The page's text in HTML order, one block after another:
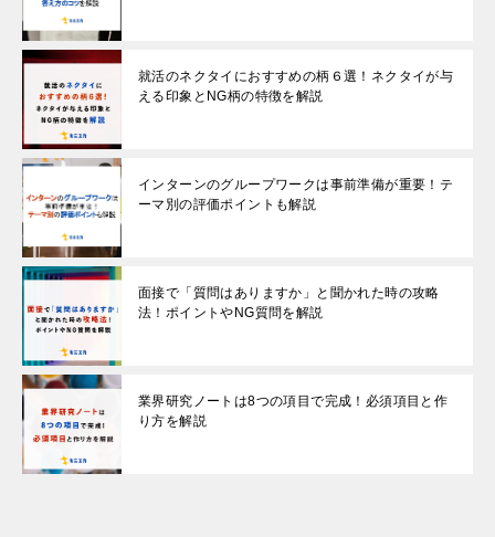
就活のネクタイにおすすめの柄６選！ネクタイが与
える印象とNG柄の特徴を解説
インターンのグループワークは事前準備が重要！テ
ーマ別の評価ポイントも解説
面接で「質問はありますか」と聞かれた時の攻略
法！ポイントやNG質問を解説
業界研究ノートは8つの項目で完成！必須項目と作
り方を解説